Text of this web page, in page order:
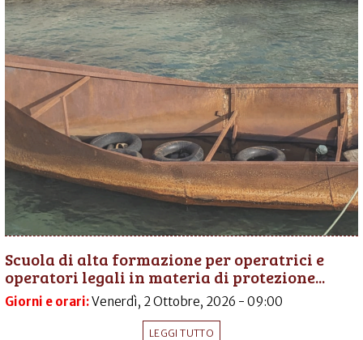
Scuola di alta formazione per operatrici e
operatori legali in materia di protezione...
Giorni e orari:Venerdì, 2 Ottobre, 2026 - 09:00
LEGGI TUTTO